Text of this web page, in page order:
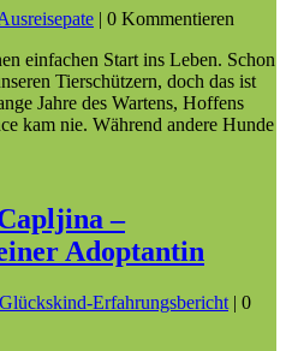
| 0 Kommentieren
einfachen Start ins Leben. Schon
Tierschützern, doch das ist
Jahre des Wartens, Hoffens
kam nie. Während andere Hunde
–
Adoptantin
Glückskind-Erfahrungsbericht | 0